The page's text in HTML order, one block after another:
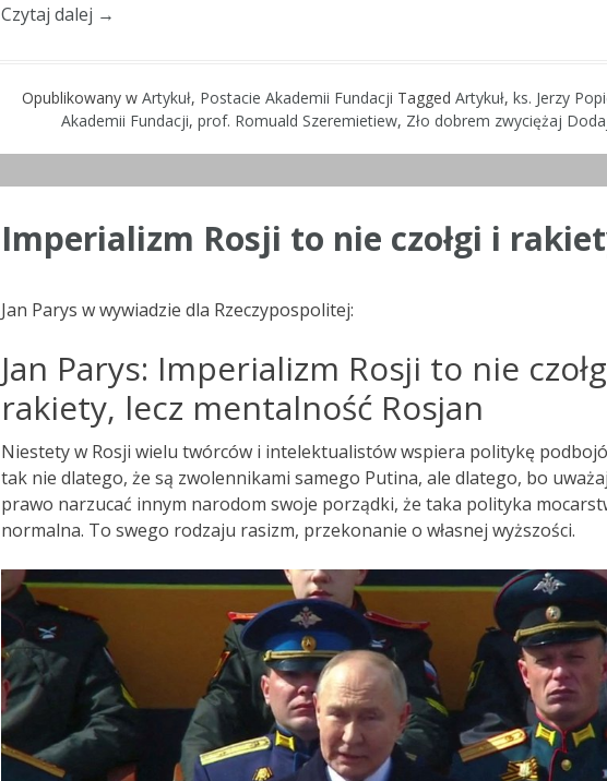
Czytaj dalej →
Opublikowany w Artykuł, Postacie Akademii Fundacji Tagged Artykuł, ks. Jerzy
Akademii Fundacji, prof. Romuald Szeremietiew, Zło dobrem zwyciężaj
Imperializm Rosji to nie czołgi i
Jan Parys w wywiadzie dla Rzeczypospolitej:
Jan Parys: Imperializm Rosji to nie
rakiety, lecz mentalność Rosjan
Niestety w Rosji wielu twórców i intelektualistów wspiera politykę
tak nie dlatego, że są zwolennikami samego Putina, ale dlatego, bo
prawo narzucać innym narodom swoje porządki, że taka polityka
normalna. To swego rodzaju rasizm, przekonanie o własnej wyższości.